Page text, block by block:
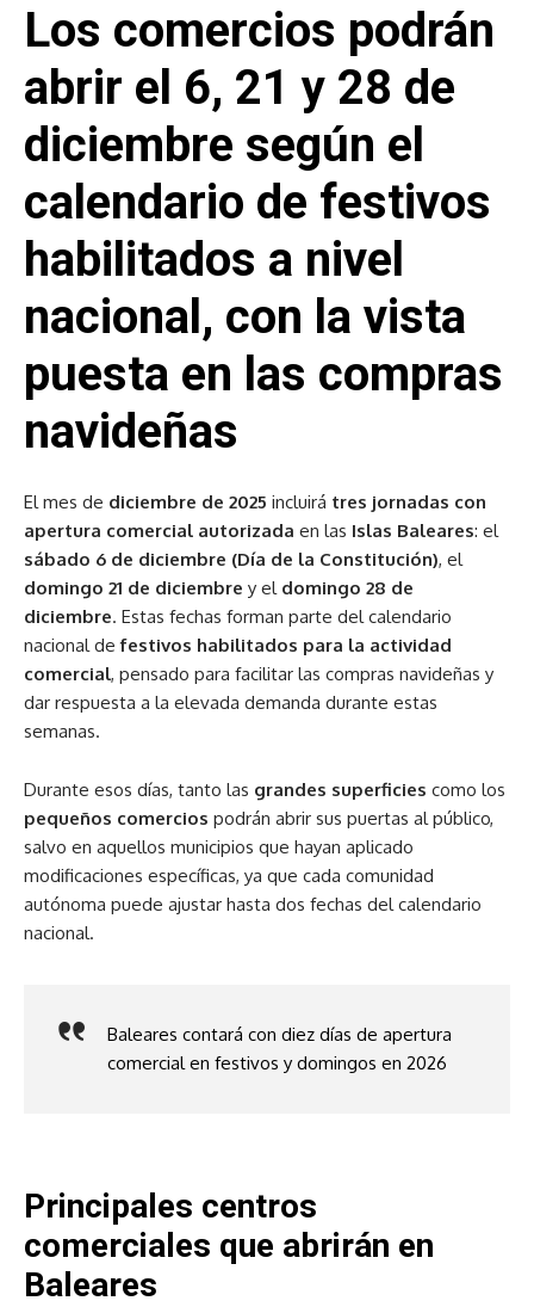
Los comercios podrán
abrir el 6, 21 y 28 de
diciembre según el
calendario de festivos
habilitados a nivel
nacional, con la vista
puesta en las compras
navideñas
El mes de diciembre de 2025 incluirá tres jornadas con
apertura comercial autorizada en las Islas Baleares: el
sábado 6 de diciembre (Día de la Constitución), el
domingo 21 de diciembre y el domingo 28 de
diciembre. Estas fechas forman parte del calendario
nacional defestivos habilitados para la actividad
comercial, pensado para facilitar las compras navideñas y
dar respuesta a la elevada demanda durante estas
semanas.
Durante esos días, tanto las grandes superficies como los
pequeños comercios podrán abrir sus puertas al público,
salvo en aquellos municipios que hayan aplicado
modificaciones específicas, ya que cada comunidad
autónoma puede ajustar hasta dos fechas del calendario
nacional.
Baleares contará con diez días de apertura
comercial en festivos y domingos en 2026
Principales centros
comerciales que abrirán en
Baleares